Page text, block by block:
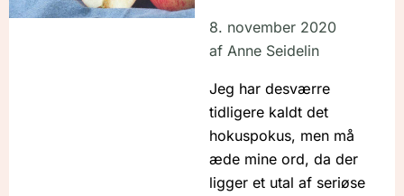
8. november 2020
afAnne Seidelin
Jeg har desværre
tidligere kaldt det
hokuspokus, men må
æde mine ord, da der
ligger et utal af seriøse